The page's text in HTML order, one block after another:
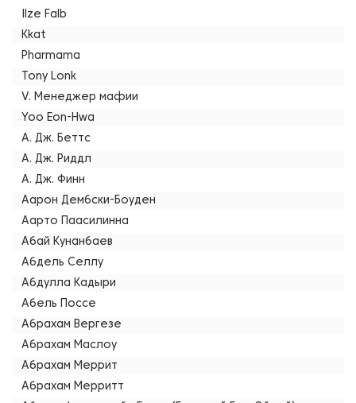
Ilze Falb
Kkat
Pharmama
Tony Lonk
V. Менеджер мафии
Yoo Eon-Hwa
А. Дж. Беттс
А. Дж. Риддл
А. Дж. Финн
Аарон Дембски-Боуден
Аарто Паасилинна
Абай Кунанбаев
Абдель Селлу
Абдулла Кадыри
Абель Поссе
Абрахам Вергезе
Абрахам Маслоу
Абрахам Меррит
Абрахам Мерритт